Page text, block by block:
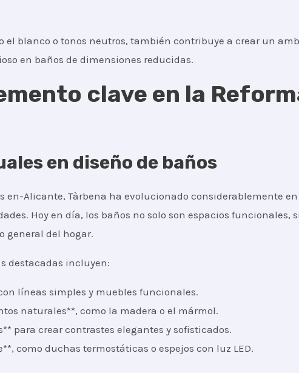
el blanco o tonos neutros, también contribuye a crear un
en baños de dimensiones reducidas.
clave en la
en diseño de baños
en-Alicante, Tàrbena ha evolucionado considerablemente
Hoy en día, los baños no solo son espacios funcionales,
general del hogar.
destacadas incluyen:
líneas simples y muebles funcionales.
naturales**, como la madera o el mármol.
para crear contrastes elegantes y sofisticados.
como duchas termostáticas o espejos con luz LED.